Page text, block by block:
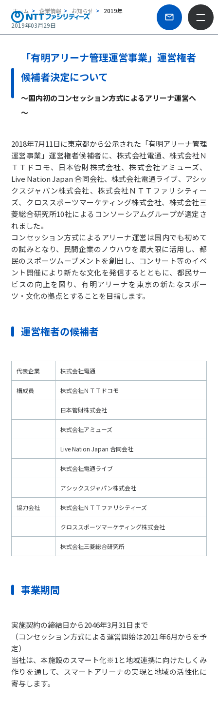
ホーム 企業情報 お知らせ 2019年
2019年03月29日
「有明アリーナ管理運営事業」運営権者
候補者決定について
～国内初のコンセッション方式によるアリーナ運営へ
～
2018年7月11日に東京都から公示された「有明アリーナ管理
運営事業」運営権者候補者に、株式会社電通、株式会社Ｎ
ＴＴドコモ、日本管財株式会社、株式会社アミューズ、
Live Nation Japan 合同会社、株式会社電通ライブ、アシッ
クスジャパン株式会社、株式会社ＮＴＴファリシティー
ズ、クロススポーツマーケティング株式会社、株式会社三
菱総合研究所10社によるコンソーシアムグループが選定さ
れました。
コンセッション方式によるアリーナ運営は国内でも初めて
の試みとなり、民間企業のノウハウを最大限に活用し、都
民のスポーツムーブメントを創出し、コンサート等のイベ
ント開催により新たな文化を発信するとともに、都民サー
ビスの向上を図り、有明アリーナを東京の新たなスポー
ツ・文化の拠点とすることを目指します。
運営権者の候補者
代表企業 株式会社電通
構成員 株式会社ＮＴＴドコモ
日本管財株式会社
株式会社アミューズ
Live Nation Japan 合同会社
株式会社電通ライブ
アシックスジャパン株式会社
協力会社 株式会社ＮＴＴファリシティーズ
クロススポーツマーケティング株式会社
株式会社三菱総合研究所
事業期間
実施契約の締結日から2046年3月31日まで
（コンセッション方式による運営開始は2021年6月からを予
定）
当社は、本施設のスマート化※1と地域連携に向けたしくみ
作りを通して、スマートアリーナの実現と地域の活性化に
寄与します。